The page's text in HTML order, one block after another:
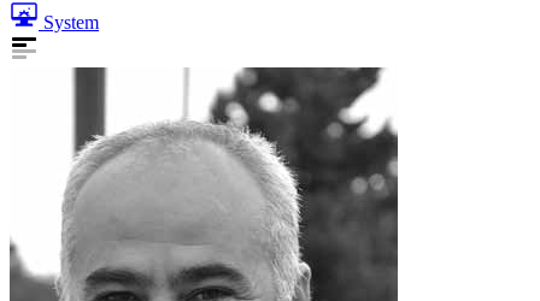
System